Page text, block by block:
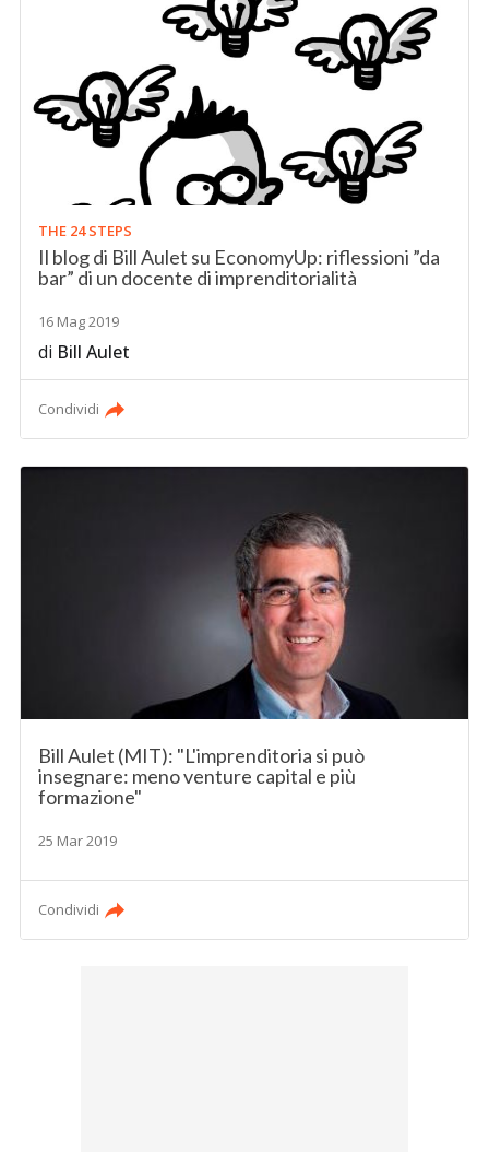
THE 24 STEPS
Il blog di Bill Aulet su EconomyUp: riflessioni ”da
bar” di un docente di imprenditorialità
16 Mag 2019
di Bill Aulet
Condividi
Bill Aulet (MIT): "L'imprenditoria si può
insegnare: meno venture capital e più
formazione"
25 Mar 2019
Condividi